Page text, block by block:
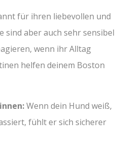
für ihren liebevollen und
sind aber auch sehr sensibel
wenn ihr Alltag
helfen deinem Boston
Wenn dein Hund weiß,
fühlt er sich sicherer